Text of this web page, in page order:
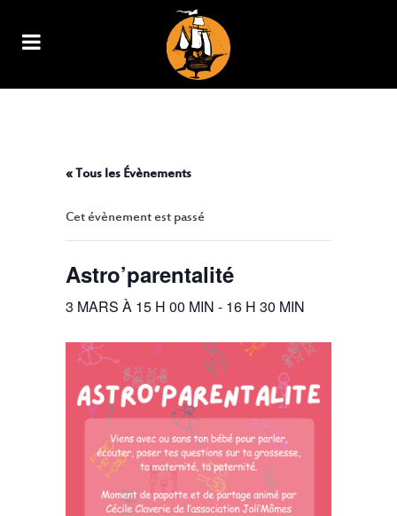
« Tous les Évènements
Cet évènement est passé
Astro’parentalité
3 MARS À 15 H 00 MIN - 16 H 30 MIN